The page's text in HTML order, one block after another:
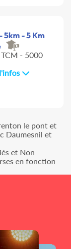
5km - 5 Km
- 5000
le pont et
Daumesnil et
et Non
en fonction